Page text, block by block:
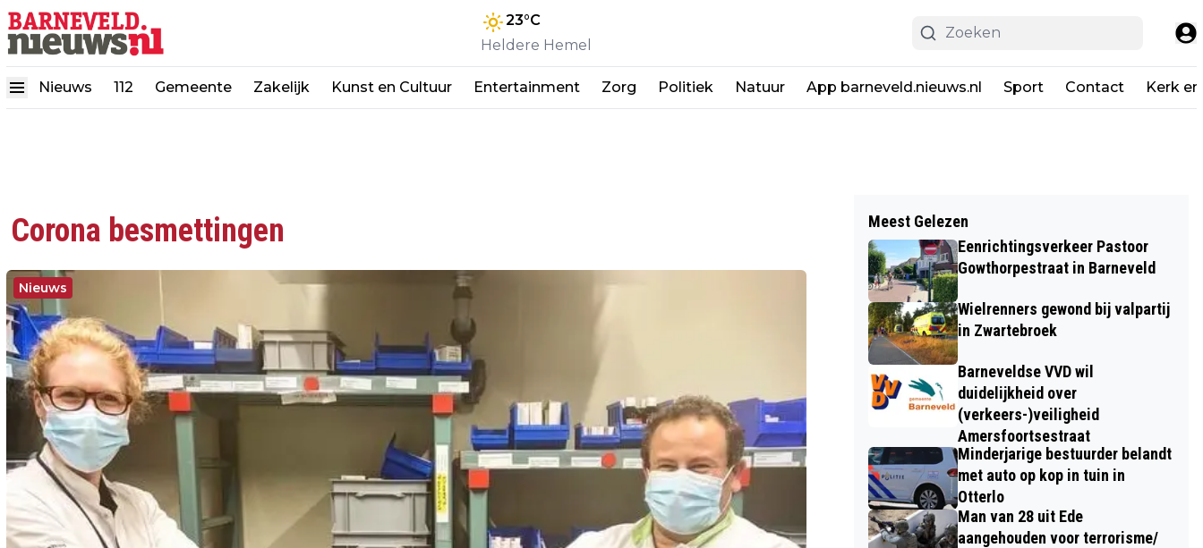
23°C
Heldere Hemel
Nieuws 112 Gemeente Zakelijk Kunst en Cultuur Entertainment Zorg Politiek Natuur App barneveld.nieuws.nl Sport Contact Kerk
Corona besmettingen
Nieuws
Meest Gelezen
Eenrichtingsverkeer Pastoor
Gowthorpestraat in Barneveld
Wielrenners gewond bij valpartij
in Zwartebroek
Barneveldse VVD wil
duidelijkheid over
(verkeers-)veiligheid
Amersfoortsestraat
Minderjarige bestuurder belandt
met auto op kop in tuin in
Otterlo
Man van 28 uit Ede
aangehouden voor terrorisme/